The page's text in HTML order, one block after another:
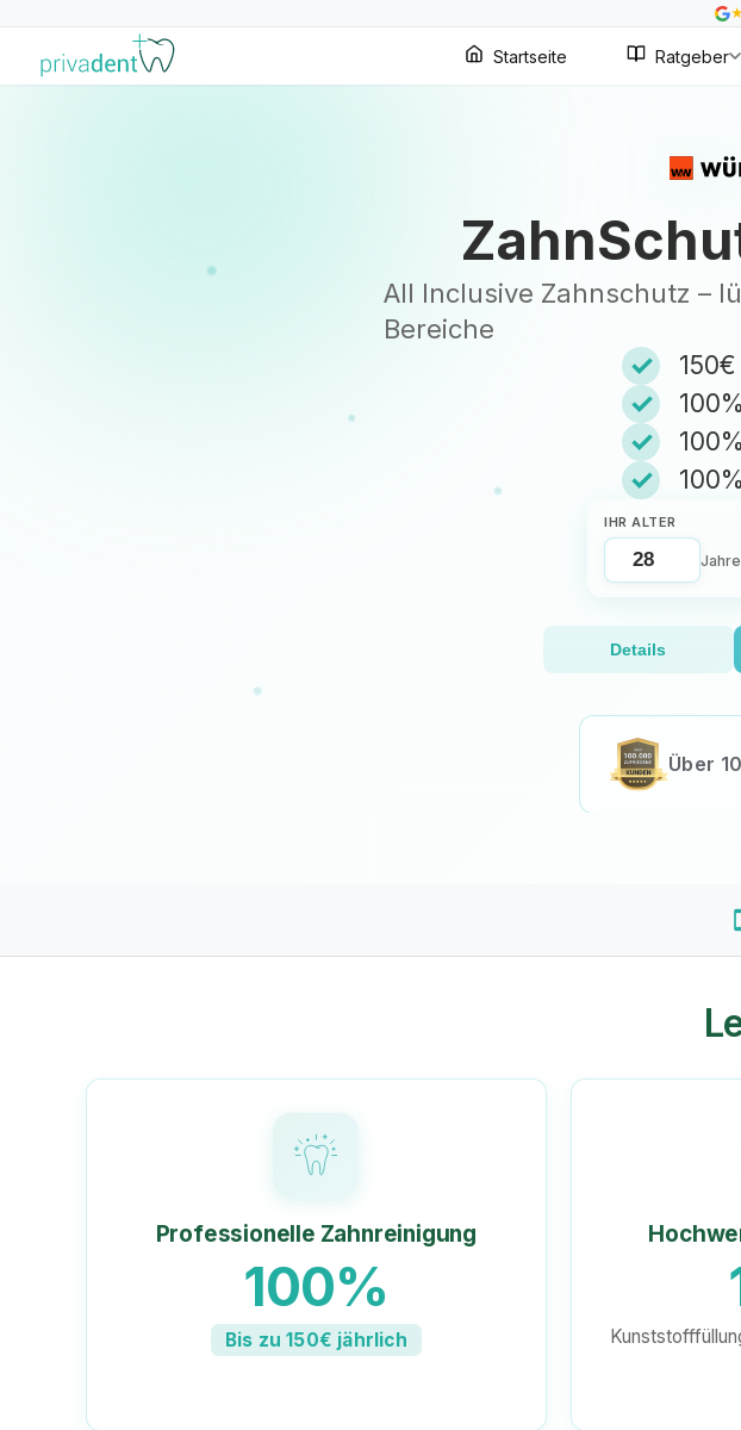
★
Startseite Ratgeber
All Inclusive Zahnschutz –
Bereiche
✓
✓
✓
✓
IHR ALTER
Jahre
Details
Über
Professionelle Zahnreinigung
100%
Bis zu 150€ jährlich